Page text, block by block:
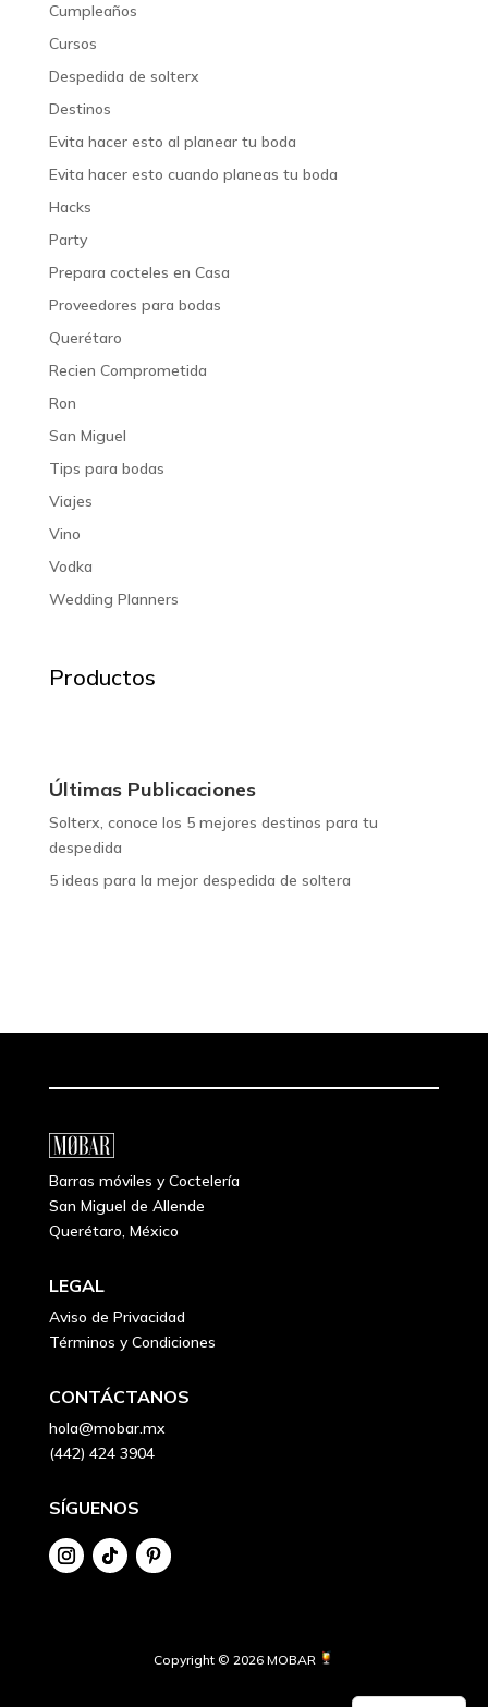
Cumpleaños
Cursos
Despedida de solterx
Destinos
Evita hacer esto al planear tu boda
Evita hacer esto cuando planeas tu boda
Hacks
Party
Prepara cocteles en Casa
Proveedores para bodas
Querétaro
Recien Comprometida
Ron
San Miguel
Tips para bodas
Viajes
Vino
Vodka
Wedding Planners
Productos
Últimas Publicaciones
Solterx, conoce los 5 mejores destinos para tu
despedida
5 ideas para la mejor despedida de soltera
Barras móviles y Coctelería
San Miguel de Allende
Querétaro, México
LEGAL
Aviso de Privacidad
Términos y Condiciones
CONTÁCTANOS
hola@mobar.mx
(442) 424 3904
SÍGUENOS
Copyright © 2026 MOBAR